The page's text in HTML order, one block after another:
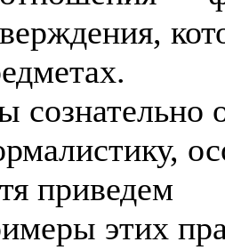
сознательно
приведем
этих